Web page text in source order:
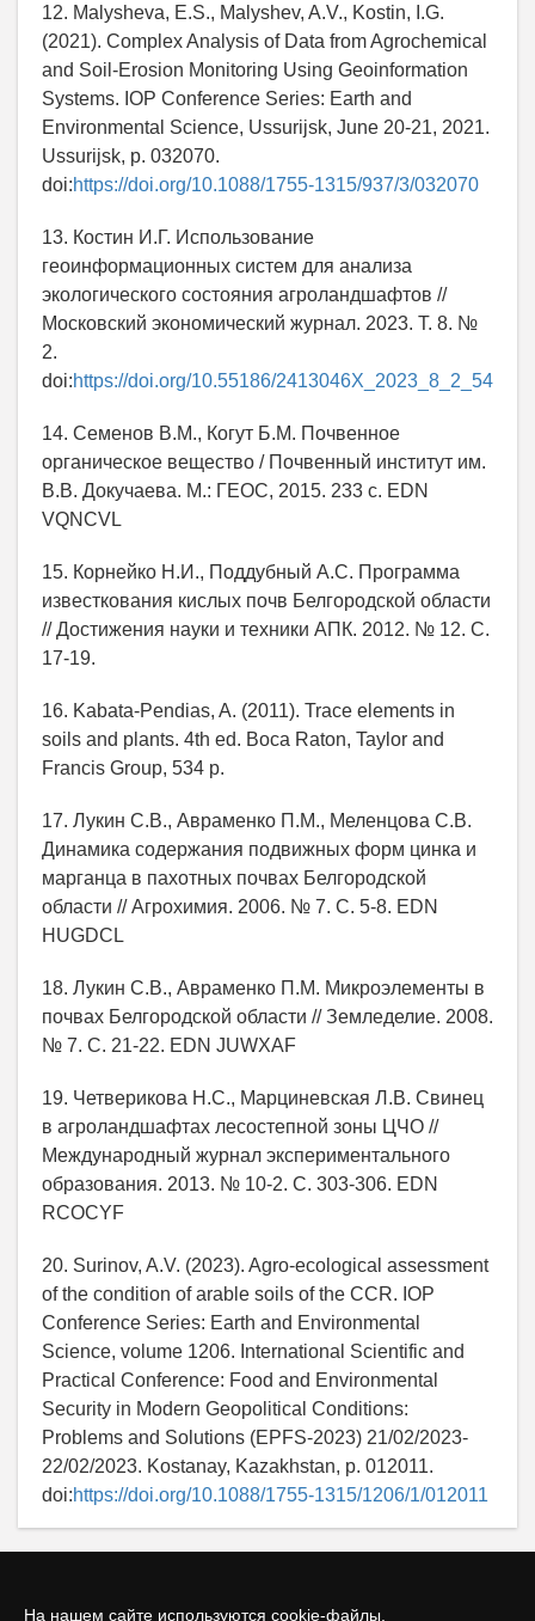
На нашем сайте используются cookie-файлы.
12. Malysheva, E.S., Malyshev, A.V., Kostin, I.G.
(2021). Complex Analysis of Data from Agrochemical
and Soil-Erosion Monitoring Using Geoinformation
Systems. IOP Conference Series: Earth and
Environmental Science, Ussurijsk, June 20-21, 2021.
Ussurijsk, p. 032070.
doi:https://doi.org/10.1088/1755-1315/937/3/032070
13. Костин И.Г. Использование
геоинформационных систем для анализа
экологического состояния агроландшафтов //
Московский экономический журнал. 2023. Т. 8. №
2.
doi:https://doi.org/10.55186/2413046X_2023_8_2_54
14. Семенов В.М., Когут Б.М. Почвенное
органическое вещество / Почвенный институт им.
В.В. Докучаева. М.: ГЕОС, 2015. 233 с. EDN
VQNCVL
15. Корнейко Н.И., Поддубный А.С. Программа
известкования кислых почв Белгородской области
// Достижения науки и техники АПК. 2012. № 12. С.
17-19.
16. Kabata-Pendias, A. (2011). Trace elements in
soils and plants. 4th ed. Boca Raton, Taylor and
Francis Group, 534 p.
17. Лукин С.В., Авраменко П.М., Меленцова С.В.
Динамика содержания подвижных форм цинка и
марганца в пахотных почвах Белгородской
области // Агрохимия. 2006. № 7. С. 5-8. EDN
HUGDCL
18. Лукин С.В., Авраменко П.М. Микроэлементы в
почвах Белгородской области // Земледелие. 2008.
№ 7. С. 21-22. EDN JUWXAF
19. Четверикова Н.С., Марциневская Л.В. Свинец
в агроландшафтах лесостепной зоны ЦЧО //
Международный журнал экспериментального
образования. 2013. № 10-2. С. 303-306. EDN
RCOCYF
20. Surinov, A.V. (2023). Agro-ecological assessment
of the condition of arable soils of the CCR. IOP
Conference Series: Earth and Environmental
Science, volume 1206. International Scientific and
Practical Conference: Food and Environmental
Security in Modern Geopolitical Conditions:
Problems and Solutions (EPFS-2023) 21/02/2023-
22/02/2023. Kostanay, Kazakhstan, p. 012011.
doi:https://doi.org/10.1088/1755-1315/1206/1/012011